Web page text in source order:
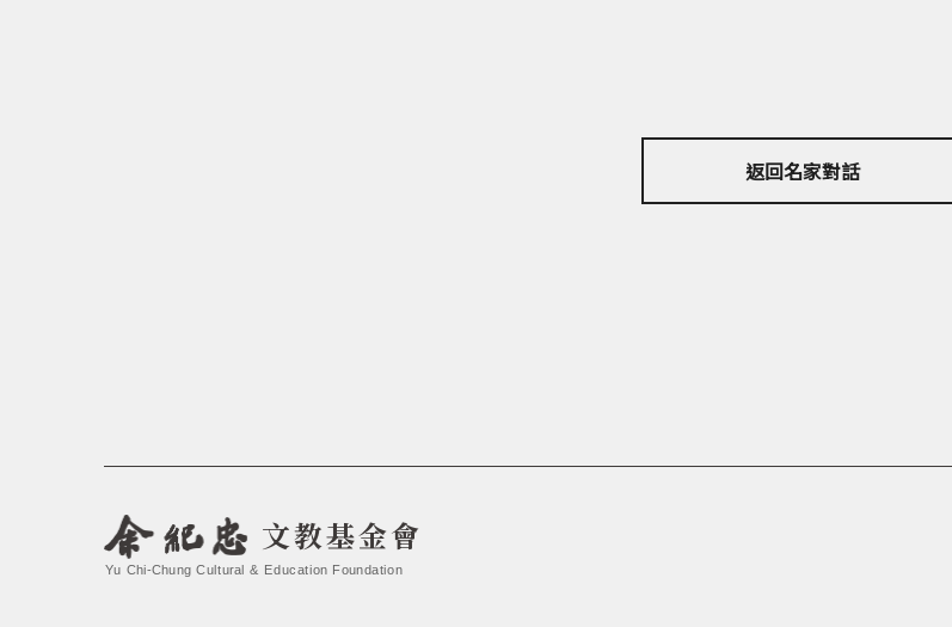
返回名家對話
文教基金會
Yu Chi-Chung Cultural & Education Foundation